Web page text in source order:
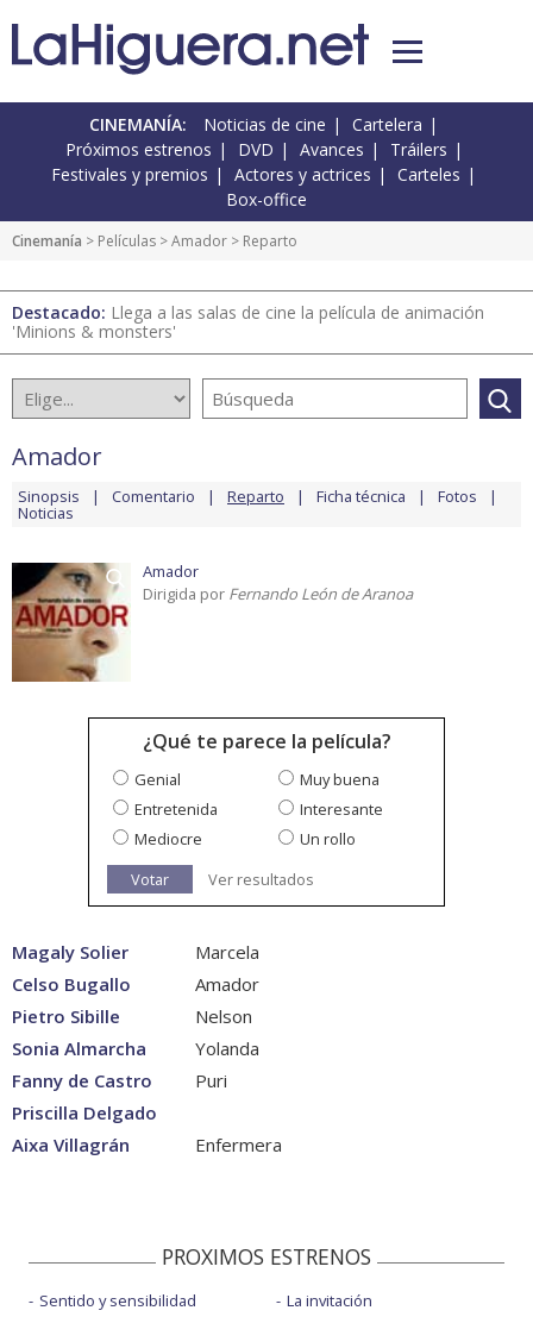
CINEMANÍA: Noticias de cine
Cartelera
Próximos estrenos
DVD Avances
Tráilers
Festivales y premios
Actores y actrices
Carteles
Box-office
Cinemanía > Películas >Amador > Reparto
Destacado: Llega a las salas de cine la película de animación
'Minions & monsters'
Amador
Sinopsis Comentario Reparto Ficha técnica Fotos
Noticias
Amador
Dirigida por Fernando León de Aranoa
¿Qué te parece la película?
Genial
Muy buena
Entretenida
Interesante
Mediocre
Un rollo
Votar
Ver resultados
Magaly Solier
Marcela
Celso Bugallo
Amador
Pietro Sibille
Nelson
Sonia Almarcha
Yolanda
Fanny de Castro
Puri
Priscilla Delgado
Aixa Villagrán
Enfermera
PROXIMOS ESTRENOS
Sentido y sensibilidad
La invitación